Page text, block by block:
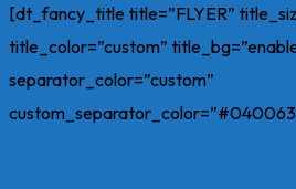
[dt_fancy_title title=”FLYER”
title_color=”custom”
separator_color=”custom”